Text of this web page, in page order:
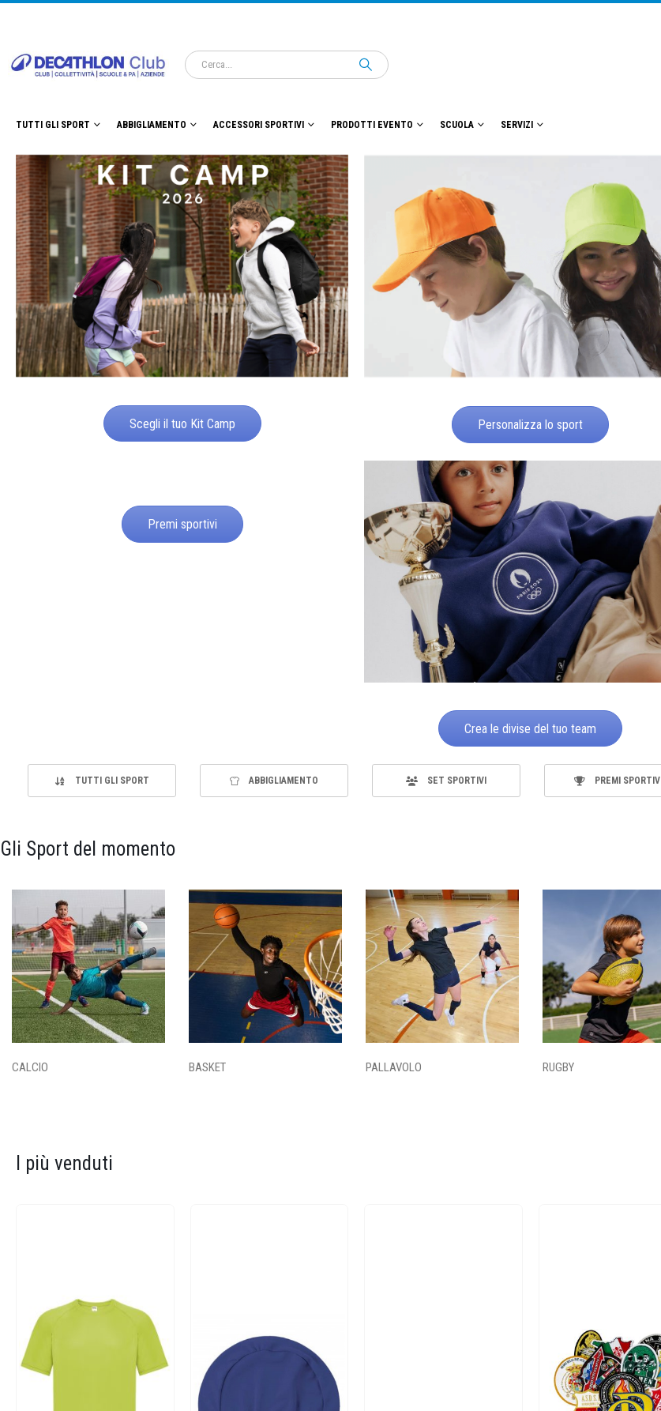
TUTTI GLI SPORT ABBIGLIAMENTO ACCESSORI SPORTIVI PRODOTTI EVENTO SCUOLA SERVIZI
Scegli il tuo Kit Camp Personalizza lo sport
Premi sportivi
Crea le divise del tuo team
TUTTI GLI SPORT ABBIGLIAMENTO SET SPORTIVI PREMI SPORTIVI
Gli Sport del momento
CALCIO BASKET PALLAVOLO RUGBY
I più venduti